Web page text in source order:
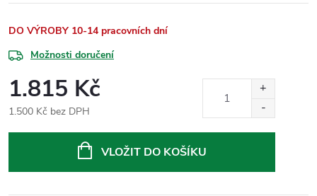
DO VÝROBY 10-14 pracovních dní
Možnosti doručení
1.815 Kč
1.500 Kč bez DPH
VLOŽIT DO KOŠÍKU